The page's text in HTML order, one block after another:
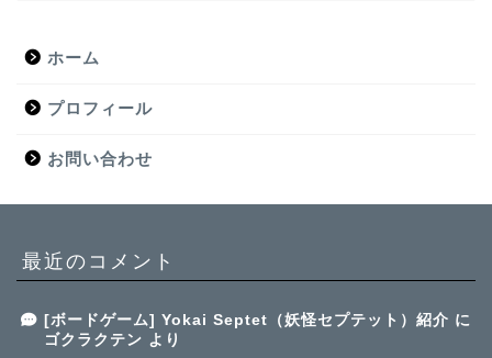
ホーム
プロフィール
お問い合わせ
最近のコメント
[ボードゲーム] Yokai Septet（妖怪セプテット）紹介 に
ゴクラクテン より